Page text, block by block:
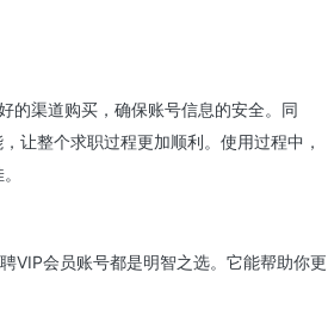
的渠道购买，确保账号信息的安全。同
让整个求职过程更加顺利。使用过程中，
VIP会员账号都是明智之选。它能帮助你更